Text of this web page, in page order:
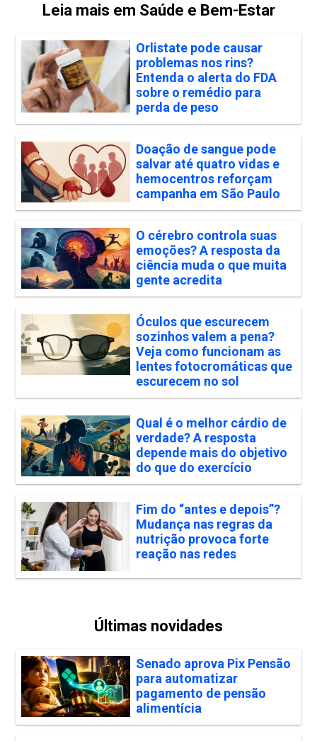
Leia mais em Saúde e Bem-Estar
Orlistate pode causar
problemas nos rins?
Entenda o alerta do FDA
sobre o remédio para
perda de peso
Doação de sangue pode
salvar até quatro vidas e
hemocentros reforçam
campanha em São Paulo
O cérebro controla suas
emoções? A resposta da
ciência muda o que muita
gente acredita
Óculos que escurecem
sozinhos valem a pena?
Veja como funcionam as
lentes fotocromáticas que
escurecem no sol
Qual é o melhor cárdio de
verdade? A resposta
depende mais do objetivo
do que do exercício
Fim do “antes e depois”?
Mudança nas regras da
nutrição provoca forte
reação nas redes
Últimas novidades
Senado aprova Pix Pensão
para automatizar
pagamento de pensão
alimentícia